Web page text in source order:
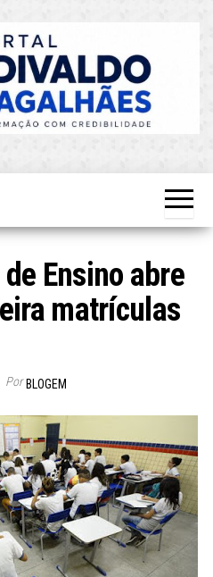
Atualizado!
Ensino abre
matrículas
Por BLOGEM